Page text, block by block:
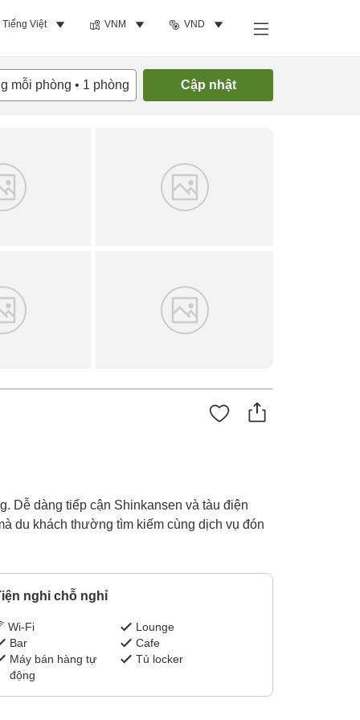
Tiếng Việt VNM VND
mỗi phòng • 1 phòng Cập nhật
Tìm phòng trống
Dễ dàng tiếp cận Shinkansen và tàu điện
du khách thường tìm kiếm cùng dịch vụ đón
nghi chỗ nghỉ
Wi-Fi
Lounge
Bar
Cafe
Máy bán hàng tự
động
Tủ locker